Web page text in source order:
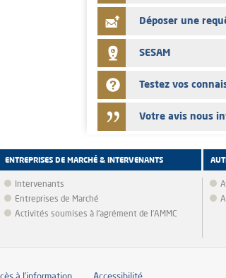
Déposer une
SESAM
Testez vos
Votre avis nous
ENTREPRISES DE MARCHÉ & INTERVENANTS
Intervenants
Entreprises de Marché
Activités soumises à l'agrément de l'AMMC